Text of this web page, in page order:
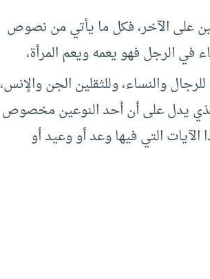
على الآخر، فكل ما يأتي من نصوص
في الرجل فهو يعمه ويعم المرأة،
والنساء، وللثقلين الجن والإنس،
الذي يدل على أن أحد النوعين مخصوص
التي فيها وعد أو وعيد أو